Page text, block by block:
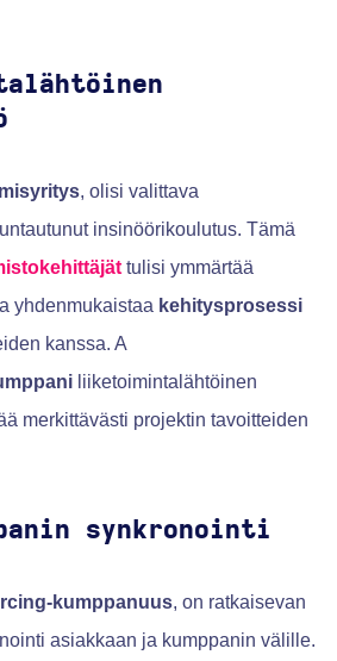
, olisi valittava
insinöörikoulutus. Tämä
tulisi ymmärtää
yhdenmukaistaa kehitysprosessi
kanssa. A
liiketoimintalähtöinen
merkittävästi projektin tavoitteiden
synkronointi
kumppanuus, on ratkaisevan
asiakkaan ja kumppanin välille.